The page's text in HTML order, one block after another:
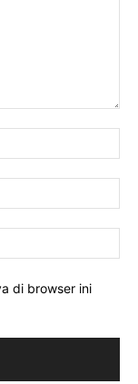
di browser ini